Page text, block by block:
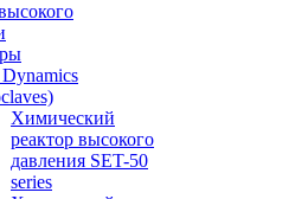
Химический
реактор высокого
давления SET-50
series